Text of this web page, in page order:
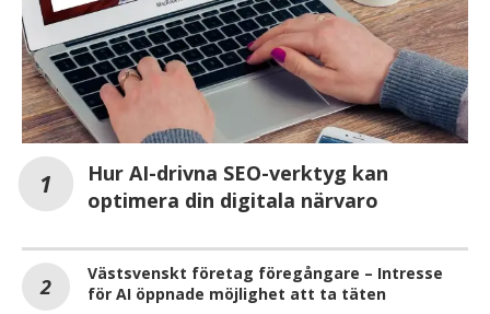
Hur AI-drivna SEO-verktyg kan
optimera din digitala närvaro
Västsvenskt företag föregångare – Intresse
för AI öppnade möjlighet att ta täten